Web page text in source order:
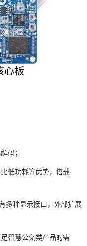
码；
低功耗等优势，搭载
多种显示接口，外部扩展
智慧公交类产品的需